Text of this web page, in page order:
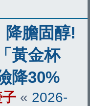
降膽固醇!
黃金杯
降30%
« 2026-